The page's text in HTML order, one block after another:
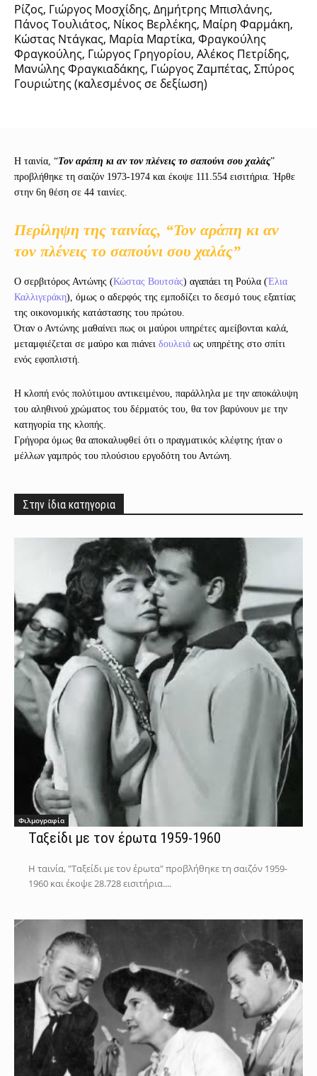
Ρίζος, Γιώργος Μοσχίδης, Δημήτρης Μπισλάνης,
Πάνος Τουλιάτος, Νίκος Βερλέκης, Μαίρη Φαρμάκη,
Κώστας Ντάγκας, Μαρία Μαρτίκα, Φραγκούλης
Φραγκούλης, Γιώργος Γρηγορίου, Αλέκος Πετρίδης,
Μανώλης Φραγκιαδάκης, Γιώργος Ζαμπέτας, Σπύρος
Γουριώτης (καλεσμένος σε δεξίωση)
Η ταινία, “Τον αράπη κι αν τον πλένεις το σαπούνι σου χαλάς”
προβλήθηκε τη σαιζόν 1973-1974 και έκοψε 111.554 εισιτήρια. Ήρθε
στην 6η θέση σε 44 ταινίες.
Περίληψη της ταινίας, “Τον αράπη κι αν
τον πλένεις το σαπούνι σου χαλάς”
Ο σερβιτόρος Αντώνης (Κώστας Βουτσάς) αγαπάει τη Ρούλα (Έλια
Καλλιγεράκη), όμως ο αδερφός της εμποδίζει το δεσμό τους εξαιτίας
της οικονομικής κατάστασης του πρώτου.
Όταν ο Αντώνης μαθαίνει πως οι μαύροι υπηρέτες αμείβονται καλά,
μεταμφιέζεται σε μαύρο και πιάνει δουλειά ως υπηρέτης στο σπίτι
ενός εφοπλιστή.
Η κλοπή ενός πολύτιμου αντικειμένου, παράλληλα με την αποκάλυψη
του αληθινού χρώματος του δέρματός του, θα τον βαρύνουν με την
κατηγορία της κλοπής.
Γρήγορα όμως θα αποκαλυφθεί ότι ο πραγματικός κλέφτης ήταν ο
μέλλων γαμπρός του πλούσιου εργοδότη του Αντώνη.
Στην ίδια κατηγορια
Φιλμογραφία
Ταξείδι με τον έρωτα 1959-1960
Η ταινία, "Ταξείδι με τον έρωτα" προβλήθηκε τη σαιζόν 1959-
1960 και έκοψε 28.728 εισιτήρια....